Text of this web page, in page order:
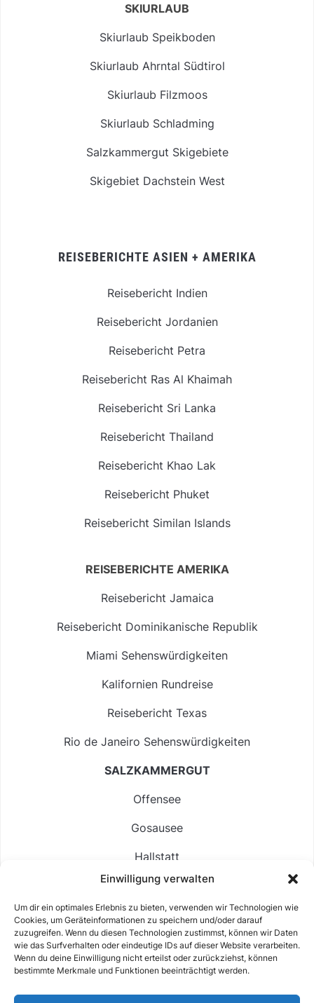
Einwilligung verwalten
Um dir ein optimales Erlebnis zu bieten, verwenden wir Technologien wie
Cookies, um Geräteinformationen zu speichern und/oder darauf
zuzugreifen. Wenn du diesen Technologien zustimmst, können wir Daten
wie das Surfverhalten oder eindeutige IDs auf dieser Website verarbeiten.
Wenn du deine Einwilligung nicht erteilst oder zurückziehst, können
bestimmte Merkmale und Funktionen beeinträchtigt werden.
SKIURLAUB
Skiurlaub Speikboden
Skiurlaub Ahrntal Südtirol
Skiurlaub Filzmoos
Skiurlaub Schladming
Salzkammergut Skigebiete
Skigebiet Dachstein West
REISEBERICHTE ASIEN + AMERIKA
Reisebericht Indien
Reisebericht Jordanien
Reisebericht Petra
Reisebericht Ras Al Khaimah
Reisebericht Sri Lanka
Reisebericht Thailand
Reisebericht Khao Lak
Reisebericht Phuket
Reisebericht Similan Islands
REISEBERICHTE AMERIKA
Reisebericht Jamaica
Reisebericht Dominikanische Republik
Miami Sehenswürdigkeiten
Kalifornien Rundreise
Reisebericht Texas
Rio de Janeiro Sehenswürdigkeiten
SALZKAMMERGUT
Offensee
Gosausee
Hallstatt
Langbathsee
Altausseer See
Hintersee